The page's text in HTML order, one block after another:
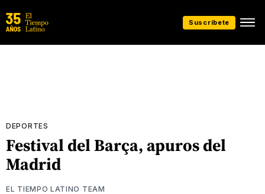
Suscríbete
DEPORTES
Festival del Barça, apuros del
Madrid
EL TIEMPO LATINO TEAM